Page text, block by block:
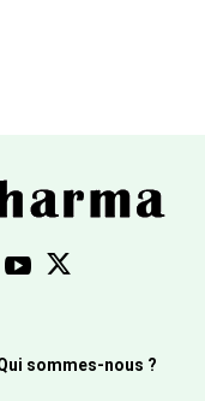
sommes-nous ?